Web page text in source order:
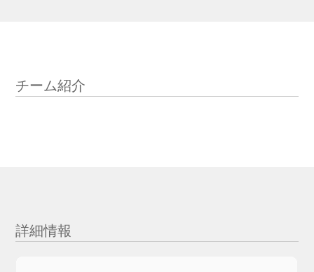
チーム紹介
詳細情報